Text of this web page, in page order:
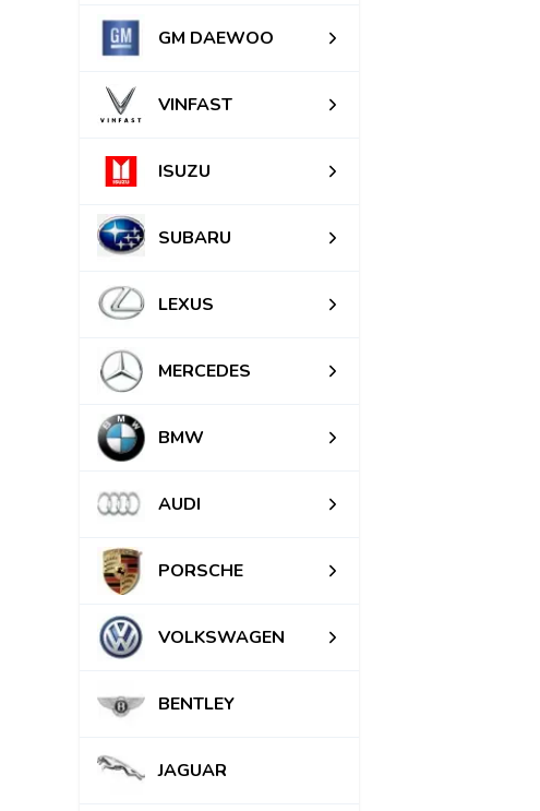
GM DAEWOO
VINFAST
ISUZU
SUBARU
LEXUS
MERCEDES
BMW
AUDI
PORSCHE
VOLKSWAGEN
BENTLEY
JAGUAR